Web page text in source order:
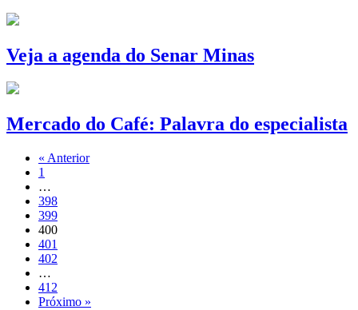
Veja a agenda do Senar Minas
Mercado do Café: Palavra do especialista
« Anterior
1
…
398
399
400
401
402
…
412
Próximo »